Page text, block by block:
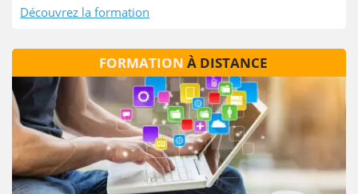
Découvrez la formation
FORMATION À DISTANCE